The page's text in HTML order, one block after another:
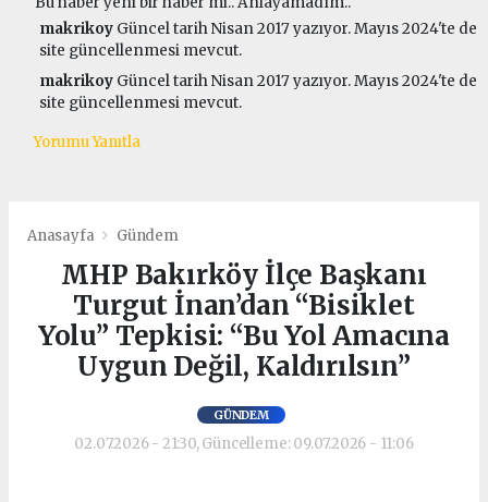
makrikoy Güncel tarih Nisan 2017 yazıyor. Mayıs 2024'te de
site güncellenmesi mevcut.
makrikoy Güncel tarih Nisan 2017 yazıyor. Mayıs 2024'te de
site güncellenmesi mevcut.
Yorumu Yanıtla
Anasayfa Gündem
MHP Bakırköy İlçe Başkanı
Turgut İnan’dan “Bisiklet
Yolu” Tepkisi: “Bu Yol Amacına
Uygun Değil, Kaldırılsın”
GÜNDEM
02.07.2026 - 21:30, Güncelleme: 09.07.2026 - 11:06